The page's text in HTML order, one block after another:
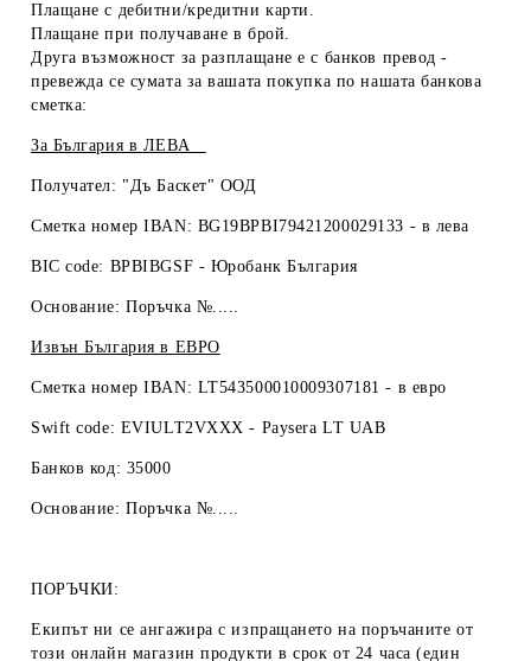
Плащане с дебитни/кредитни карти .
Плащане при получаване в брой.
Друга възможност за разплащане е с банков превод -
превежда се сумата за вашата покупка по нашата банкова
сметка:
За България в ЛЕВА
Получател: "Дъ Баскет" ООД
Сметка номер IBAN: BG19BPBI79421200029133 - в лева
BIC code: BPBIBGSF - Юробанк България
Основание: Поръчка №.....
Извън България в ЕВРО
Сметка номер IBAN: LT543500010009307181 - в евро
Swift code: EVIULT2VXXX - Paysera LT UAB
Банков код: 35000
Основание: Поръчка №.....
ПОРЪЧКИ:
Екипът ни се ангажира с изпращането на поръчаните от
този онлайн магазин продукти в срок от 24 часа (един